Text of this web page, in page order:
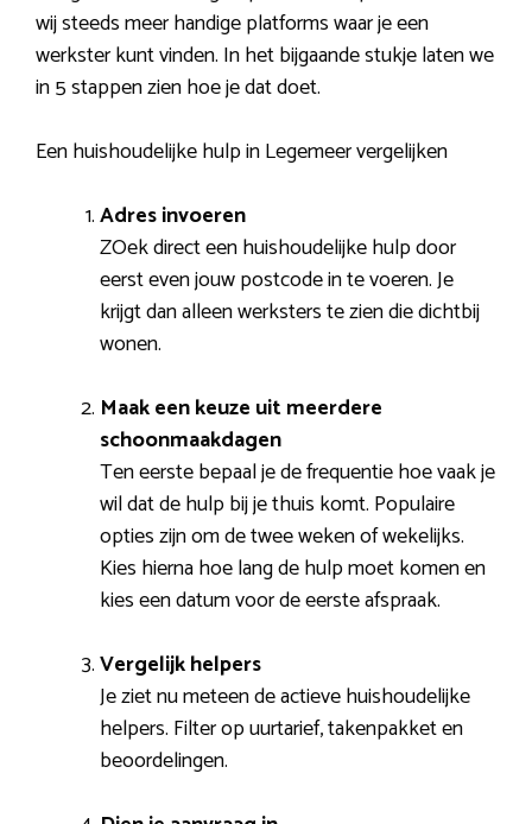
wij steeds meer handige platforms waar je een
werkster kunt vinden. In het bijgaande stukje laten we
in 5 stappen zien hoe je dat doet.
Een huishoudelijke hulp in Legemeer vergelijken
Adres invoeren
ZOek direct een huishoudelijke hulp door
eerst even jouw postcode in te voeren. Je
krijgt dan alleen werksters te zien die dichtbij
wonen.
Maak een keuze uit meerdere
schoonmaakdagen
Ten eerste bepaal je de frequentie hoe vaak je
wil dat de hulp bij je thuis komt. Populaire
opties zijn om de twee weken of wekelijks.
Kies hierna hoe lang de hulp moet komen en
kies een datum voor de eerste afspraak.
Vergelijk helpers
Je ziet nu meteen de actieve huishoudelijke
helpers. Filter op uurtarief, takenpakket en
beoordelingen.